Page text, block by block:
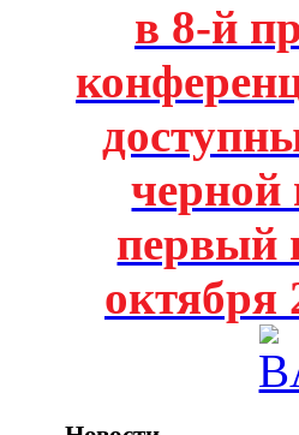
в 8-й
черной
первый
октября